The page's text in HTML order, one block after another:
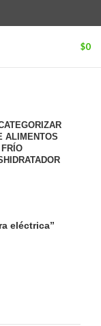
$0
ALIMENTOS
eléctrica”